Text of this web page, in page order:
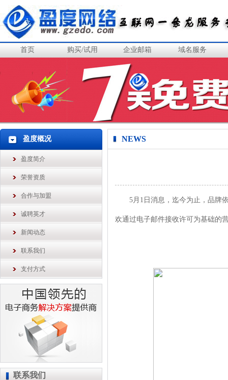
首页 购买/试用 企业邮箱 域名服务
盈度概况
盈度简介
荣誉资质
合作与加盟
诚聘英才
新闻动态
联系我们
支付方式
联系我们
NEWS
5月1日消息，迄今为止，品牌依
欢通过电子邮件接收许可为基础的